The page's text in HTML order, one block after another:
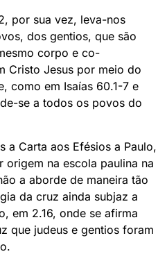
por sua vez, leva-nos
dos gentios, que são
corpo e co-
Cristo Jesus por meio do
como em Isaías 60.1-7 e
se a todos os povos do
a Carta aos Efésios a Paulo,
origem na escola paulina na
a aborde de maneira tão
da cruz ainda subjaz a
em 2.16, onde se afirma
que judeus e gentios foram